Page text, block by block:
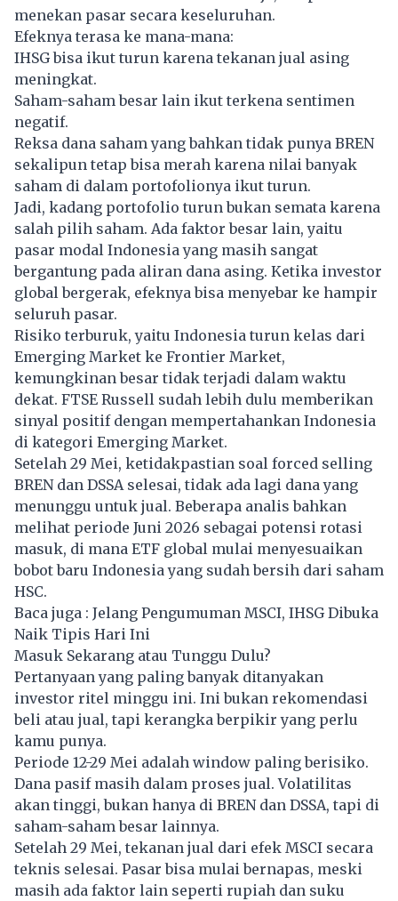
menekan pasar secara keseluruhan.
Efeknya terasa ke mana-mana:
IHSG bisa ikut turun karena tekanan jual asing
meningkat.
Saham-saham besar lain ikut terkena sentimen
negatif.
Reksa dana saham yang bahkan tidak punya BREN
sekalipun tetap bisa merah karena nilai banyak
saham di dalam portofolionya ikut turun.
Jadi, kadang portofolio turun bukan semata karena
salah pilih saham. Ada faktor besar lain, yaitu
pasar modal Indonesia yang masih sangat
bergantung pada aliran dana asing. Ketika investor
global bergerak, efeknya bisa menyebar ke hampir
seluruh pasar.
Risiko terburuk, yaitu Indonesia turun kelas dari
Emerging Market ke Frontier Market,
kemungkinan besar tidak terjadi dalam waktu
dekat. FTSE Russell sudah lebih dulu memberikan
sinyal positif dengan mempertahankan Indonesia
di kategori Emerging Market.
Setelah 29 Mei, ketidakpastian soal forced selling
BREN dan DSSA selesai, tidak ada lagi dana yang
menunggu untuk jual. Beberapa analis bahkan
melihat periode Juni 2026 sebagai potensi rotasi
masuk, di mana ETF global mulai menyesuaikan
bobot baru Indonesia yang sudah bersih dari saham
HSC.
Baca juga : Jelang Pengumuman MSCI, IHSG Dibuka
Naik Tipis Hari Ini
Masuk Sekarang atau Tunggu Dulu?
Pertanyaan yang paling banyak ditanyakan
investor ritel minggu ini. Ini bukan rekomendasi
beli atau jual, tapi kerangka berpikir yang perlu
kamu punya.
Periode 12-29 Mei adalah window paling berisiko.
Dana pasif masih dalam proses jual. Volatilitas
akan tinggi, bukan hanya di BREN dan DSSA, tapi di
saham-saham besar lainnya.
Setelah 29 Mei, tekanan jual dari efek MSCI secara
teknis selesai. Pasar bisa mulai bernapas, meski
masih ada faktor lain seperti rupiah dan suku